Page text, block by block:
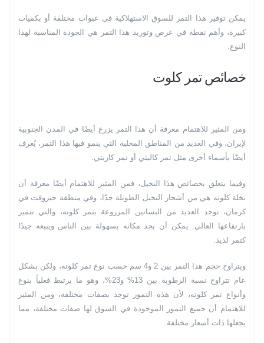
يمكن توفير هذا التمر للسوق الاستهلاكية في عبوات مختلفة أو بكميات
كبيرة، وأهم نقطة في عرض وتوريد هذا التمر هي الجودة المناسبة لهذا
النوع.
خصائص تمر كلوت
ومن المثير للاهتمام معرفة أن هذا التمر يزرع أيضًا في المدن الجنوبية
لإيران، وفي العديد من المناطق المحلية التي ينمو فيها هذا التمر، يُعرف
أيضًا بأسماء أخرى مثل تمر كاليتي أو تمر كاريتي.
وفيما يتعلق بخصائص هذا النخيل، فمن المثير للاهتمام أيضًا معرفة أن
نخلة كلوته هي من أشجار النخيل الطويلة جدًا، وفي منطقة جيروفت في
كرمان، توجد العديد من البساتين المزروعة بتمر كلوته، والتي تتميز
بارتفاعها العالي. يمكن أن يجد مكانه بسهولة بين الناس ويبيعه جيدًا
كتمر لذيذ.
ويتراوح حجم هذا التمر بين 2 و4 سم حسب نوع تمر كلوته، ولكن بشكل
عام تتراوح نسبة الرطوبة بين 13% و23%، وهو ما يرتبط فعلياً بنوع
وأنواع تمر كلوته، لأن هذه التمور توجد بصفات مختلفة، ومن المثير
للاهتمام أن جميع التمور الموجودة في السوق لها صفات مختلفة، مما
يجعلها ذات أسعار مختلفة.